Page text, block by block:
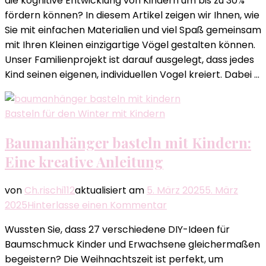
mit
Kindern:
Kreative
Ideen
für
Familien
fördern können? In diesem Artikel zeigen wir Ihnen, wie
Sie mit einfachen Materialien und viel Spaß gemeinsam
mit Ihren Kleinen einzigartige Vögel gestalten können.
Unser Familienprojekt ist darauf ausgelegt, dass jedes
Kind seinen eigenen, individuellen Vogel kreiert. Dabei …
Basteln für den Winter mit Kindern
Baumanhänger basteln mit Kindern:
Eine kreative Anleitung
von Ch.rischi112aktualisiert am 5. März 20255. März
2025Hinterlasse einen Kommentar
basteln
mit
Wussten Sie, dass 27 verschiedene DIY-Ideen für
Baumschmuck Kinder und Erwachsene gleichermaßen
begeistern? Die Weihnachtszeit ist perfekt, um